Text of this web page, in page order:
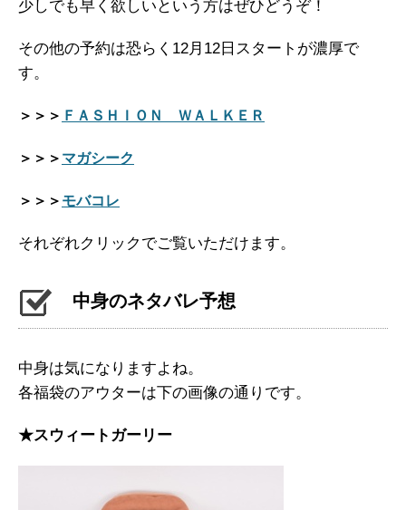
少しでも早く欲しいという方はぜひどうぞ！
その他の予約は恐らく12月12日スタートが濃厚で
す。
＞＞＞ ＦＡＳＨＩＯＮ ＷＡＬＫＥＲ
＞＞＞ マガシーク
＞＞＞ モバコレ
それぞれクリックでご覧いただけます。
中身のネタバレ予想
中身は気になりますよね。
各福袋のアウターは下の画像の通りです。
★スウィートガーリー